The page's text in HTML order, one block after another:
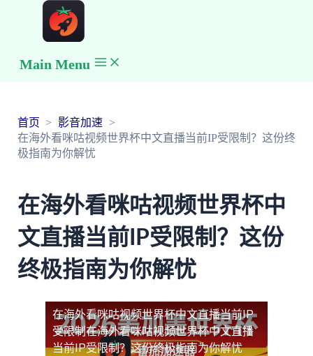
Main Menu
首页
影音加速
在海外看咪咕视频世界杯中文直播当前IP受限制？这份终
极指南为你解忧
在海外看咪咕视频世界杯中
文直播当前IP受限制？这份
终极指南为你解忧
在海外看咪咕视频世界杯中文直播当前IP
受限制在海外看咪咕视频世界杯中文直播
当前IP受限制？这份终极指南为你解忧